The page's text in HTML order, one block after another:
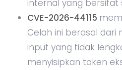
internal yang bersifat
CVE-2026-44115
Celah ini berasal dari
input yang tidak
menyisipkan token